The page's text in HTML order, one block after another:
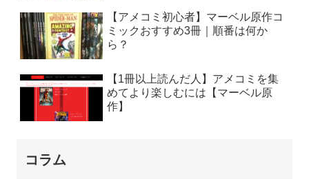
【アメコミ初心者】マーベル原作コ
ミックおすすめ3冊｜順番は何か
ら？
【1冊以上読んだ人】アメコミを集
めてより楽しむには【マーベル原
作】
コラム